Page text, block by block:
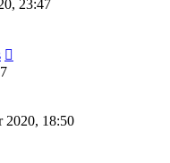
23:47
2020, 18:50